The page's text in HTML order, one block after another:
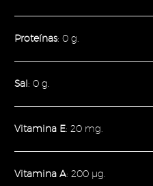
Proteínas: 0 g.
Sal: 0 g.
Vitamina E: 20 mg.
Vitamina A: 200 µg.